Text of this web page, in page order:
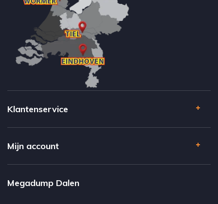
Klantenservice
Mijn account
Megadump Dalen